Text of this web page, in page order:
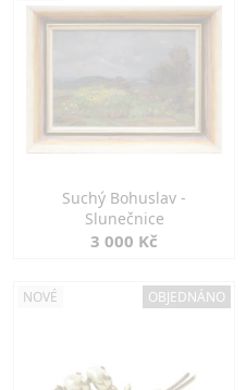
Suchý Bohuslav -
Slunečnice
3 000 Kč
NOVÉ OBJEDNÁNO